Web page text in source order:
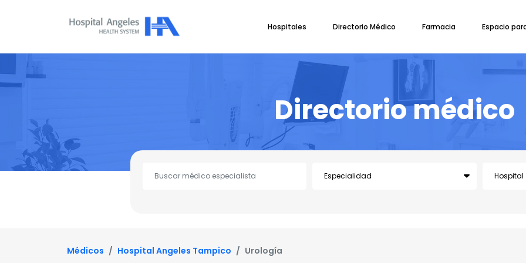
Hospitales Directorio Médico Farmacia Espacio
Directorio médico
Médicos Hospital Angeles Tampico Urología